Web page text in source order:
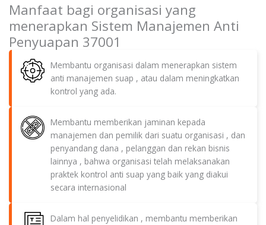
Manfaat bagi organisasi yang
menerapkan Sistem Manajemen Anti
Penyuapan 37001
Membantu organisasi dalam menerapkan sistem
anti manajemen suap , atau dalam meningkatkan
kontrol yang ada.
Membantu memberikan jaminan kepada
manajemen dan pemilik dari suatu organisasi , dan
penyandang dana , pelanggan dan rekan bisnis
lainnya , bahwa organisasi telah melaksanakan
praktek kontrol anti suap yang baik yang diakui
secara internasional
Dalam hal penyelidikan , membantu memberikan